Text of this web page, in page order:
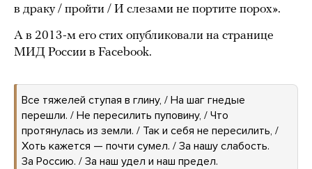
в драку / пройти / И слезами не портите порох».
А в 2013-м его стих опубликовали на странице
МИД России в Facebook.
Все тяжелей ступая в глину, / На шаг гнедые
перешли. / Не пересилить пуповину, / Что
протянулась из земли. / Так и себя не пересилить, /
Хоть кажется — почти сумел. / За нашу слабость.
За Россию. / За наш удел и наш предел.